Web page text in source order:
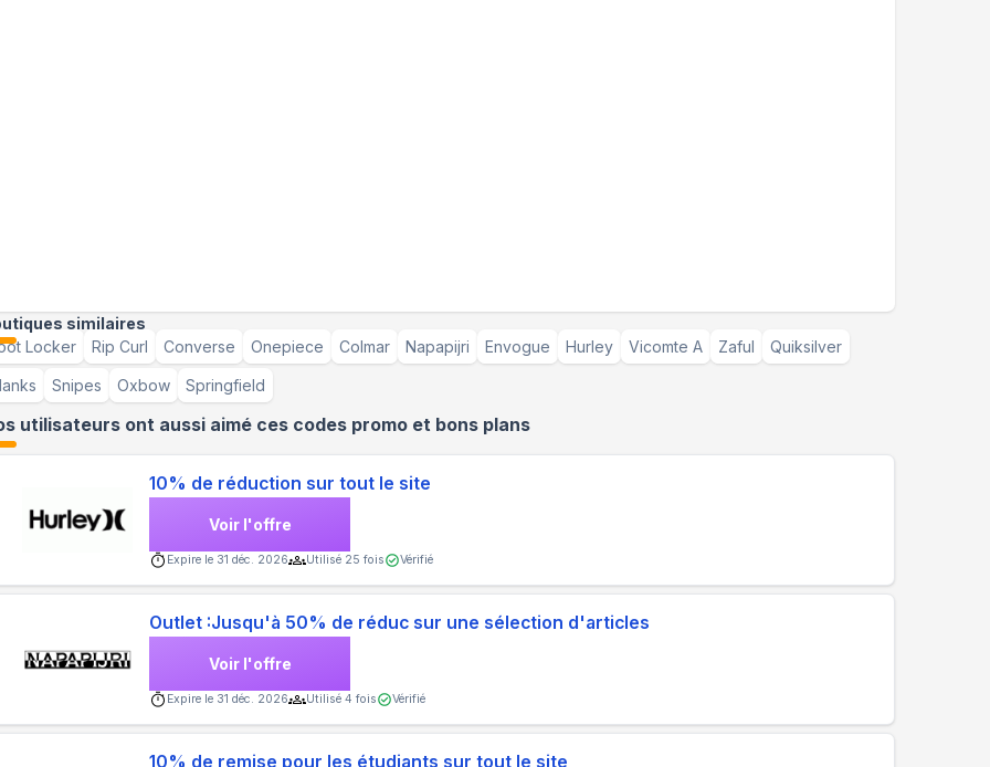
similaires
Locker
Rip Curl Converse Onepiece Colmar Napapijri Envogue Hurley Vicomte A Zaful Quiksilver
Snipes Oxbow Springfield
utilisateurs ont aussi aimé ces codes promo et bons plans
10% de réduction sur tout le site
Voir l'offre
Expire le 31 déc. 2026 Utilisé 25 fois Vérifié
Outlet :Jusqu'à 50% de réduc sur une sélection d'articles
Voir l'offre
Expire le 31 déc. 2026 Utilisé4 fois Vérifié
10% de remise pour les étudiants sur tout le site